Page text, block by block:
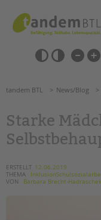
springen
Barrierefrei-
Einstellungen
überspringen
überspringen
SCHULE & GANZTAG
Oberschulen
Förderzentren
tandem BTL News/Blog
Starke
ERSTELLT 12.06.2019
THEMA
VON
Barbara Brecht-Hadraschek